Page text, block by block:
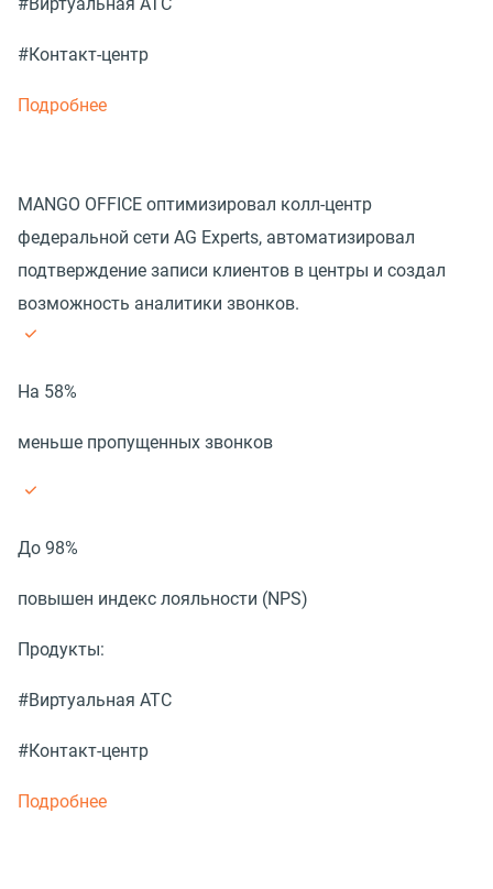
#Виртуальная АТС
#Контакт-центр
Подробнее
MANGO OFFICE оптимизировал колл-центр
федеральной сети AG Experts, автоматизировал
подтверждение записи клиентов в центры и создал
возможность аналитики звонков.
На 58%
меньше пропущенных звонков
До 98%
повышен индекс лояльности (NPS)
Продукты:
#Виртуальная АТС
#Контакт-центр
Подробнее